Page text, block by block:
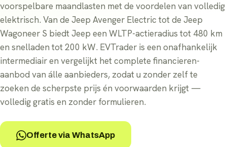
voorspelbare maandlasten met de voordelen van volledig
elektrisch. Van de Jeep Avenger Electric tot de Jeep
Wagoneer S biedt Jeep een WLTP-actieradius tot 480 km
en snelladen tot 200 kW. EVTrader is een onafhankelijk
intermediair en vergelijkt het complete financieren-
aanbod van álle aanbieders, zodat u zonder zelf te
zoeken de scherpste prijs én voorwaarden krijgt —
volledig gratis en zonder formulieren.
Offerte via WhatsApp